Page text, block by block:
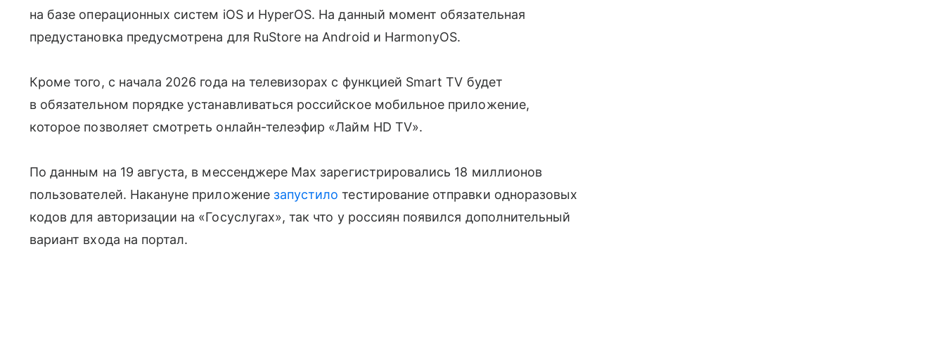
на базе операционных систем iOS и HyperOS. На данный момент обязательная
предустановка предусмотрена для RuStore на Android и HarmonyOS.
Кроме того, с начала 2026 года на телевизорах с функцией Smart TV будет
в обязательном порядке устанавливаться российское мобильное приложение,
которое позволяет смотреть онлайн-телеэфир «Лайм HD TV».
По данным на 19 августа, в мессенджере Max зарегистрировались 18 миллионов
пользователей. Накануне приложение запустило тестирование отправки одноразовых
кодов для авторизации на «Госуслугах», так что у россиян появился дополнительный
вариант входа на портал.